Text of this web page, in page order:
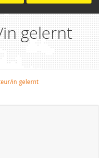
gelernt
in gelernt